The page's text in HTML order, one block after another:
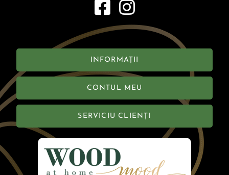
INFORMAȚII
CONTUL MEU
SERVICIU CLIENȚI